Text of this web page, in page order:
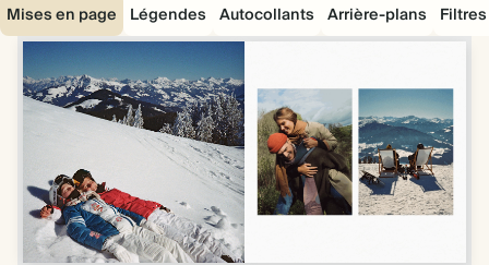
Mises en page Légendes Autocollants Arrière-plans